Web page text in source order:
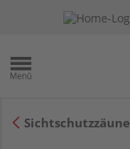
Sichtschutzzäune